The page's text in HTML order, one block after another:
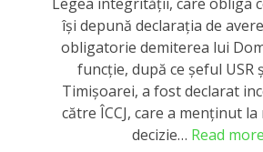
își depună declarația de
obligatorie demiterea lui
funcție, după ce șeful USR
Timișoarei, a fost declarat
către ÎCCJ, care a menținut
decizie… Read